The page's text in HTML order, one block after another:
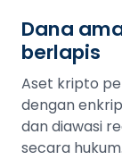
Dana
berlapis
Aset kripto
dengan
dan diawasi
secara hukum.